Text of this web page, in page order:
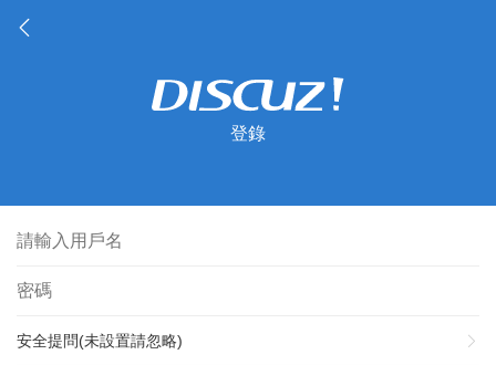
登錄
安全提問(未設置請忽略)